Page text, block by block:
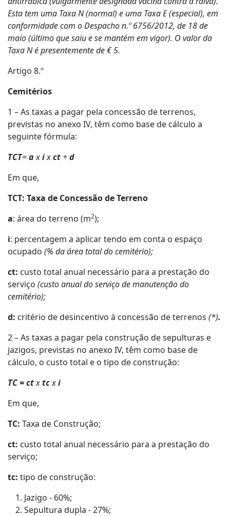
Esta tem uma Taxa N (normal) e uma Taxa E (especial), em
conformidade com o Despacho n.º 6756/2012, de 18 de
maio (último que saiu e se mantém em vigor). O valor da
Taxa N é presentemente de € 5.
Artigo 8.º
Cemitérios
1 – As taxas a pagar pela concessão de terrenos,
previstas no anexo IV, têm como base de cálculo a
seguinte fórmula:
TCT=axixct +d
Em que,
TCT: Taxa de Concessão de Terreno
a: área do terreno (m2);
i: percentagem a aplicar tendo em conta o espaço
ocupado (% da área total do cemitério);
ct: custo total anual necessário para a prestação do
serviço (custo anual do serviço de manutenção do
cemitério);
d: critério de desincentivo à concessão de terrenos (*).
2 – As taxas a pagar pela construção de sepulturas e
jazigos, previstas no anexo IV, têm como base de
cálculo, o custo total e o tipo de construção:
TC = ctxtcxi
Em que,
TC: Taxa de Construção;
ct: custo total anual necessário para a prestação do
serviço;
tc: tipo de construção:
Jazigo - 60%;
Sepultura dupla - 27%;